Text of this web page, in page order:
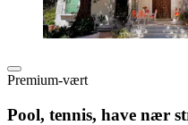
Premium-vært
Pool, tennis, have nær